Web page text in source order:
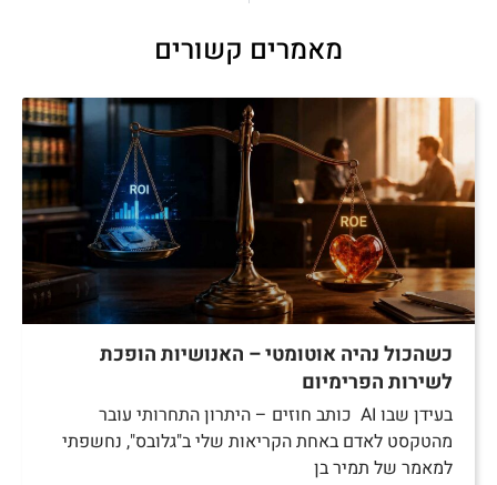
מאמרים קשורים
כשהכול נהיה אוטומטי – האנושיות הופכת
לשירות הפרימיום
בעידן שבו AI כותב חוזים – היתרון התחרותי עובר
מהטקסט לאדם באחת הקריאות שלי ב"גלובס", נחשפתי
למאמר של תמיר בן